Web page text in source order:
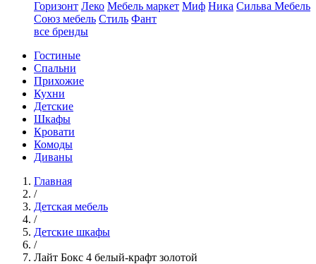
Горизонт Леко Мебель маркет Миф Ника Сильва Мебель
Союз мебель Стиль Фант
все бренды
Гостиные
Спальни
Прихожие
Кухни
Детские
Шкафы
Кровати
Комоды
Диваны
Главная
/
Детская мебель
/
Детские шкафы
/
Лайт Бокс 4 белый-крафт золотой